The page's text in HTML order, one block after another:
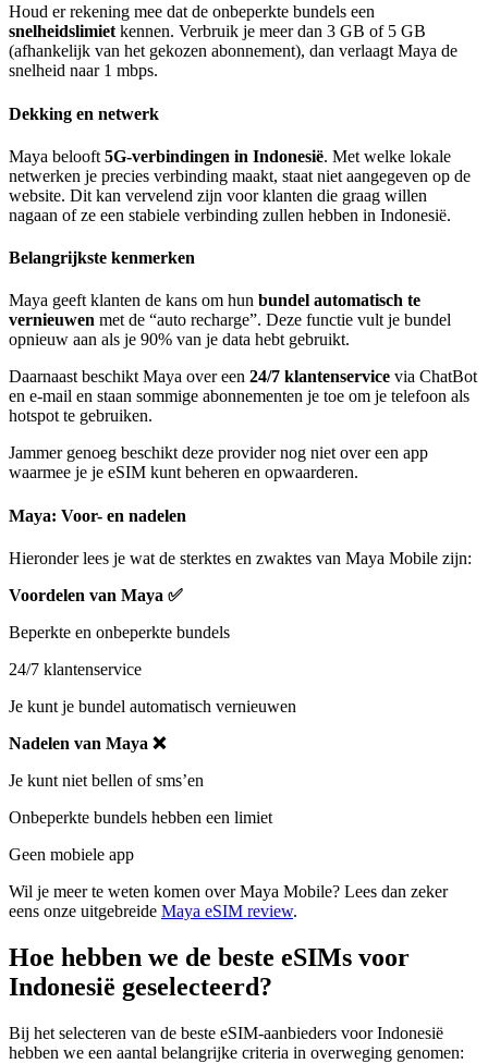
Houd er rekening mee dat de onbeperkte bundels een
snelheidslimiet kennen. Verbruik je meer dan 3 GB of 5 GB
(afhankelijk van het gekozen abonnement), dan verlaagt Maya de
snelheid naar 1 mbps.
Dekking en netwerk
Maya belooft 5G-verbindingen in Indonesië. Met welke lokale
netwerken je precies verbinding maakt, staat niet aangegeven op de
website. Dit kan vervelend zijn voor klanten die graag willen
nagaan of ze een stabiele verbinding zullen hebben in Indonesië.
Belangrijkste kenmerken
Maya geeft klanten de kans om hun bundel automatisch te
vernieuwen met de “auto recharge”. Deze functie vult je bundel
opnieuw aan als je 90% van je data hebt gebruikt.
Daarnaast beschikt Maya over een 24/7 klantenservice via ChatBot
en e-mail en staan sommige abonnementen je toe om je telefoon als
hotspot te gebruiken.
Jammer genoeg beschikt deze provider nog niet over een app
waarmee je je eSIM kunt beheren en opwaarderen.
Maya: Voor- en nadelen
Hieronder lees je wat de sterktes en zwaktes van Maya Mobile zijn:
Voordelen van Maya ✅
Beperkte en onbeperkte bundels
24/7 klantenservice
Je kunt je bundel automatisch vernieuwen
Nadelen van Maya ❌
Je kunt niet bellen of sms’en
Onbeperkte bundels hebben een limiet
Geen mobiele app
Wil je meer te weten komen over Maya Mobile? Lees dan zeker
eens onze uitgebreide Maya eSIM review.
Hoe hebben we de beste eSIMs voor
Indonesië geselecteerd?
Bij het selecteren van de beste eSIM-aanbieders voor Indonesië
hebben we een aantal belangrijke criteria in overweging genomen: